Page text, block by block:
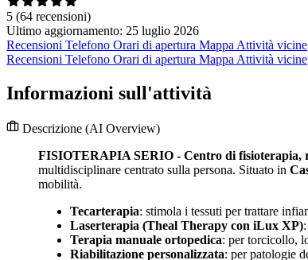
5 (64 recensioni)
Ultimo aggiornamento: 25 luglio 2026
Recensioni Telefono Orari di apertura Mappa Attività vicine
Recensioni Telefono Orari di apertura Mappa Attività vicine
Informazioni sull'attività
Descrizione (AI Overview)
FISIOTERAPIA SERIO - Centro di fisioterapia,
multidisciplinare centrato sulla persona. Situato in
mobilità.
Tecarterapia: stimola i tessuti per trattare
Laserterapia (Theal Therapy con iLux XP)
Terapia manuale ortopedica: per torcicollo,
Riabilitazione personalizzata: per patologie